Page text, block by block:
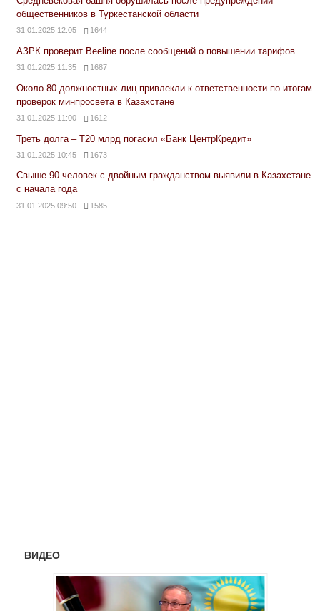
общественников в Туркестанской области
31.01.2025 12:05 1644
АЗРК проверит Beeline после сообщений о повышении тарифов
31.01.2025 11:35 1687
Около 80 должностных лиц привлекли к ответственности по итогам
проверок минпросвета в Казахстане
31.01.2025 11:00 1612
Треть долга – Т20 млрд погасил «Банк ЦентрКредит»
31.01.2025 10:45 1673
Свыше 90 человек с двойным гражданством выявили в Казахстане
с начала года
31.01.2025 09:50 1585
ВИДЕО